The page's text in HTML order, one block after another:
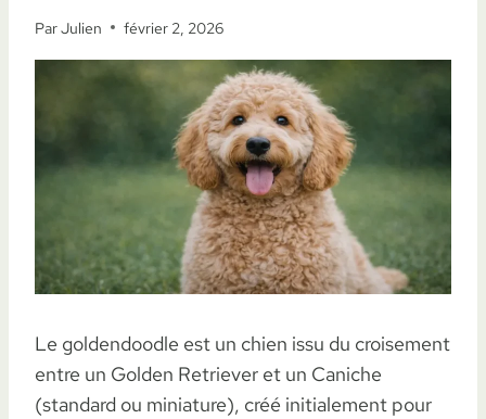
ParJulien février 2, 2026
Le goldendoodle est un chien issu du croisement
entre un Golden Retriever et un Caniche
(standard ou miniature), créé initialement pour